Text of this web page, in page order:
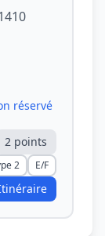
réservé
2 points
2 E/F